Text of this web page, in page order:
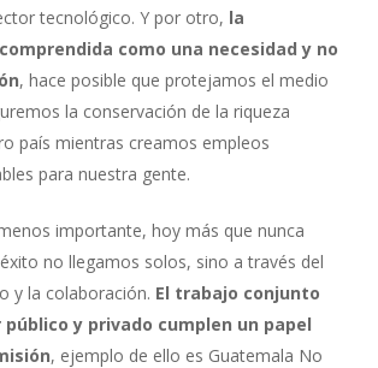
tecnológico. Y por otro, la
como una necesidad y no
, hace posible que protejamos el medio
la conservación de la riqueza
país mientras creamos empleos
para nuestra gente.
importante, hoy más que nunca
no llegamos solos, sino a través del
y la colaboración. El trabajo conjunto
y privado cumplen un papel
, ejemplo de ello es Guatemala No